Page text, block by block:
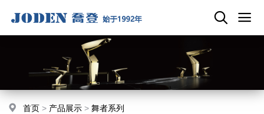
首页 > 产品展示 >舞者系列